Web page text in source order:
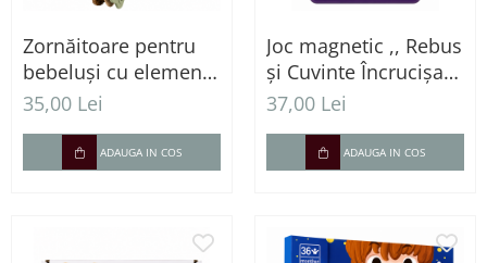
Zornăitoare pentru
bebeluși cu element
pentru calmarea
Ursuleț
35,00 Lei
ADAUGA IN COS
Joc magnetic ,, Rebus
și Cuvinte Încrucișate
" în cutie metalică
37,00 Lei
ADAUGA IN COS